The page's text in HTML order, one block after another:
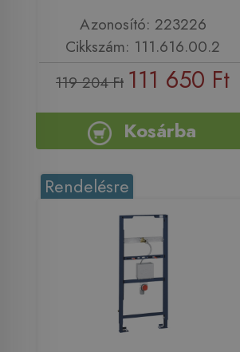
Azonosító: 223226
Cikkszám: 111.616.00.2
119 204 Ft 111 650 Ft
Kosárba
Rendelésre